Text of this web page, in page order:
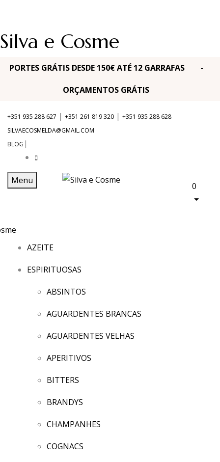
Silva e Cosme
PORTES GRÁTIS DESDE 150€ ATÉ 12 GARRAFAS -
ORÇAMENTOS GRÁTIS
+351 935 288 627 | +351 261 819 320 | +351 935 288 628
SILVAECOSMELDA@GMAIL.COM
BLOG |
Menu
0
AZEITE
ESPIRITUOSAS
ABSINTOS
AGUARDENTES BRANCAS
AGUARDENTES VELHAS
APERITIVOS
BITTERS
BRANDYS
CHAMPANHES
COGNACS